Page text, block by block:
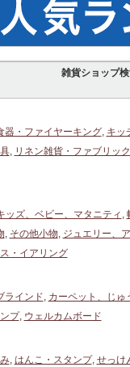
雑貨ショップ
器・ファイヤーキング, キッ
, リネン雑貨・ファブリック
ッズ、ベビー、マタニティ ,
, その他小物, ジュエリー、
・イアリング
ラインド, カーペット、じゅ
プ, ウェルカムボード
, はんこ・スタンプ, せっけ